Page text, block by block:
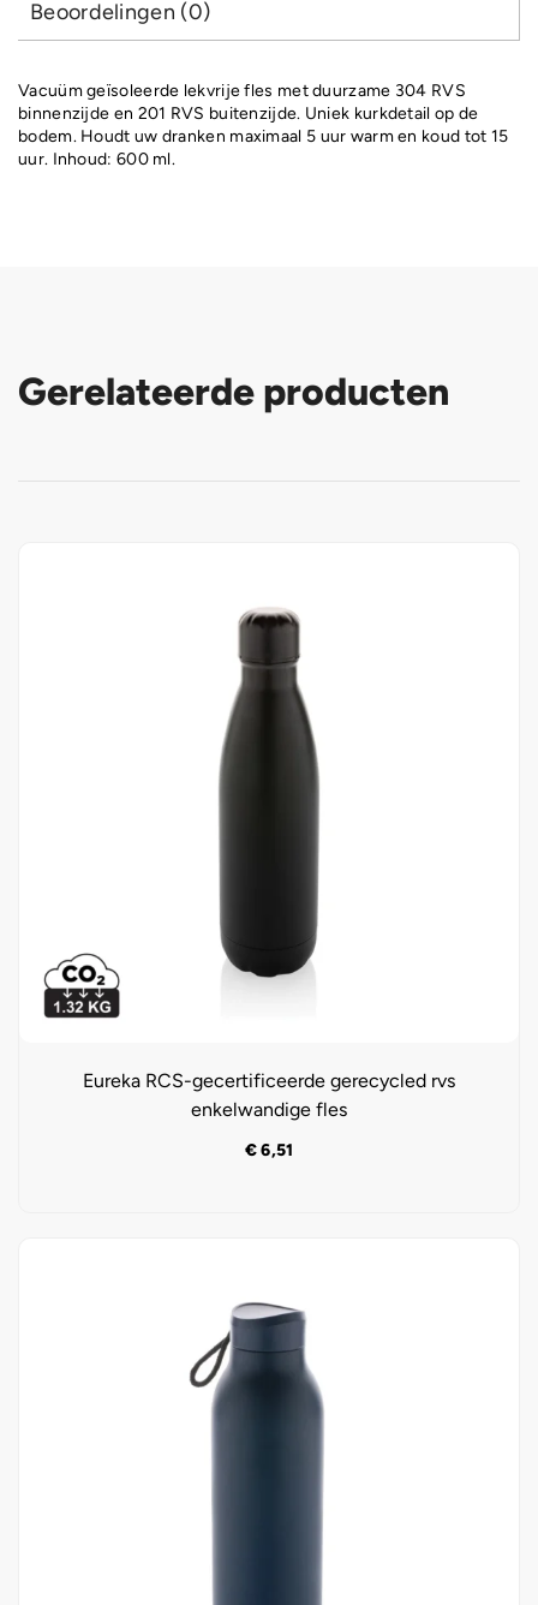
Beoordelingen (0)
Vacuüm geïsoleerde lekvrije fles met duurzame 304 RVS
binnenzijde en 201 RVS buitenzijde. Uniek kurkdetail op de
bodem. Houdt uw dranken maximaal 5 uur warm en koud tot 15
uur. Inhoud: 600 ml.
Gerelateerde producten
Eureka RCS-gecertificeerde gerecycled rvs
enkelwandige fles
€6,51